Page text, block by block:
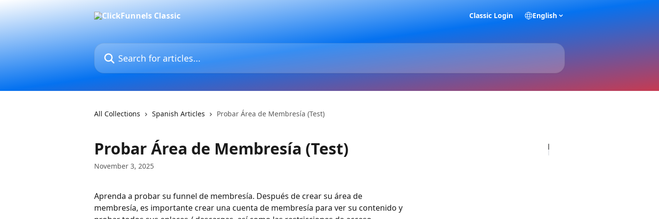
Classic Login English
Search for articles...
All Collections Spanish Articles Probar Área de Membresía (Test)
Probar Área de Membresía (Test)
November 3, 2025
Aprenda a probar su funnel de membresía. Después de crear su área de
membresía, es importante crear una cuenta de membresía para ver su contenido y